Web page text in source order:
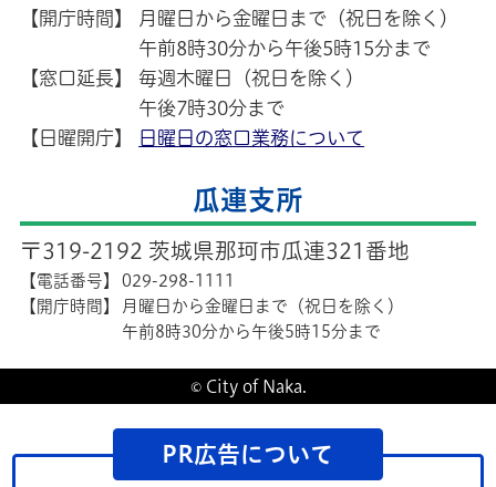
【開庁時間】
月曜日から金曜日まで（祝日を除く）
午前8時30分から午後5時15分まで
【窓口延長】
毎週木曜日（祝日を除く）
午後7時30分まで
【日曜開庁】
日曜日の窓口業務について
瓜連支所
〒319-2192 茨城県那珂市瓜連321番地
【電話番号】
029-298-1111
【開庁時間】
月曜日から金曜日まで（祝日を除く）
午前8時30分から午後5時15分まで
© City of Naka.
PR広告について